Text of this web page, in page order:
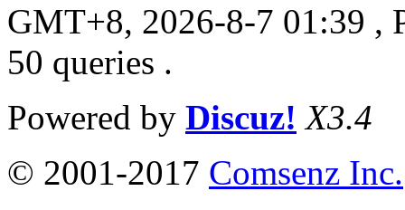
GMT+8, 2026-8-7 01:39 ,
50 queries .
Powered by Discuz! X3.4
© 2001-2017 Comsenz Inc.